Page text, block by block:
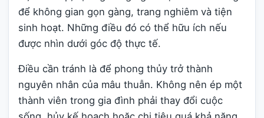
để không gian gọn gàng, trang nghiêm và tiện
sinh hoạt. Những điều đó có thể hữu ích nếu
được nhìn dưới góc độ thực tế.
Điều cần tránh là để phong thủy trở thành
nguyên nhân của mâu thuẫn. Không nên ép một
thành viên trong gia đình phải thay đổi cuộc